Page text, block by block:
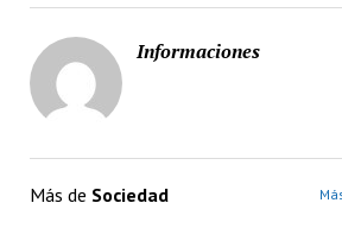
Informaciones
Más de Sociedad